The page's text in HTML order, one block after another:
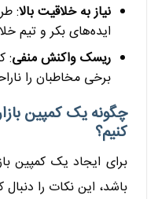
نیاز به خلاقیت بالا:
ایده‌های بکر و تیم
ریسک واکنش منفی:
برخی مخاطبان را
چگونه یک کمپین
کنیم؟
برای ایجاد یک کمپین
باشد، این نکات را دنبال